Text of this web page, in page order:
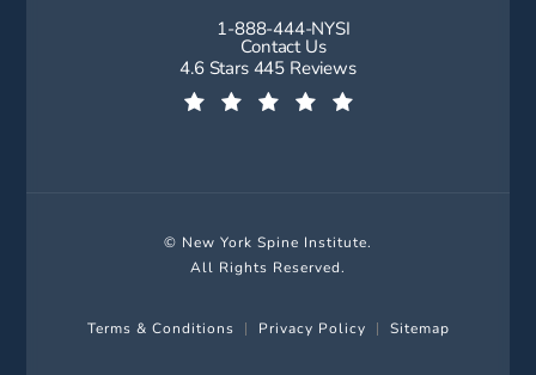
Call New York Spine Institute on
1-888-444-NYSI
Contact Us
New York Spine Institute reviews:
4.6 Stars 445 Reviews
© New York Spine Institute.
All Rights Reserved.
Terms & Conditions Privacy Policy Sitemap